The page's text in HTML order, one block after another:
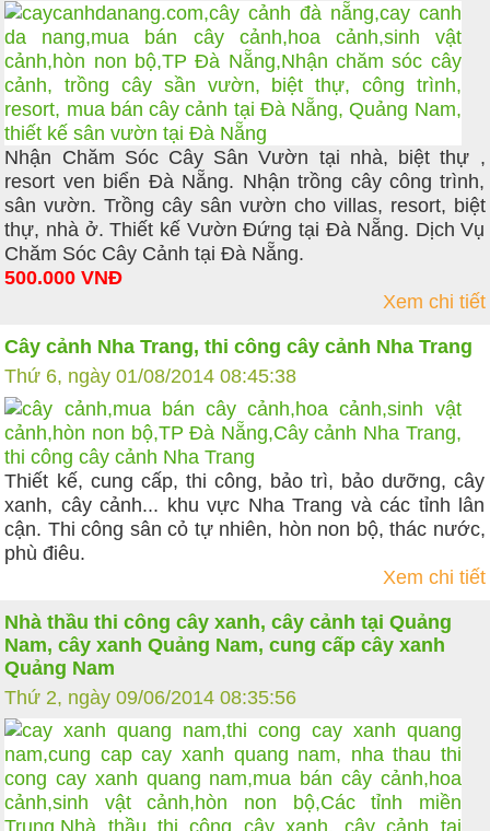
Nhận Chăm Sóc Cây Sân Vườn tại nhà, biệt thự ,
resort ven biển Đà Nẵng. Nhận trồng cây công trình,
sân vườn. Trồng cây sân vườn cho villas, resort, biệt
thự, nhà ở. Thiết kế Vườn Đứng tại Đà Nẵng. Dịch Vụ
Chăm Sóc Cây Cảnh tại Đà Nẵng.
500.000 VNĐ
Xem chi tiết
Cây cảnh Nha Trang, thi công cây cảnh Nha Trang
Thứ 6, ngày 01/08/2014 08:45:38
Thiết kế, cung cấp, thi công, bảo trì, bảo dưỡng, cây
xanh, cây cảnh... khu vực Nha Trang và các tỉnh lân
cận. Thi công sân cỏ tự nhiên, hòn non bộ, thác nước,
phù điêu.
Xem chi tiết
Nhà thầu thi công cây xanh, cây cảnh tại Quảng
Nam, cây xanh Quảng Nam, cung cấp cây xanh
Quảng Nam
Thứ 2, ngày 09/06/2014 08:35:56